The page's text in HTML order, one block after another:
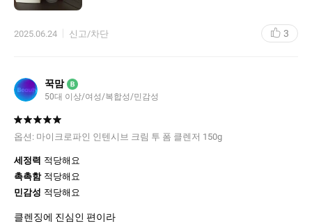
장벽이 있는거 같구요..
정성스런 스킨케어 후에도 밀리는데..
2025.06.24 신고/차단 3
꾹맘 B
50대 이상/여성/복합성/민감성
옵션: 마이크로파인 인텐시브 크림 투 폼 클렌저 150g
세정력 적당해요
촉촉함 적당해요
민감성 적당해요
클렌징에 진심인 편이라